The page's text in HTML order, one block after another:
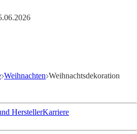
Weihnachten Weihnachtsdekoration
HerstellerKarriere